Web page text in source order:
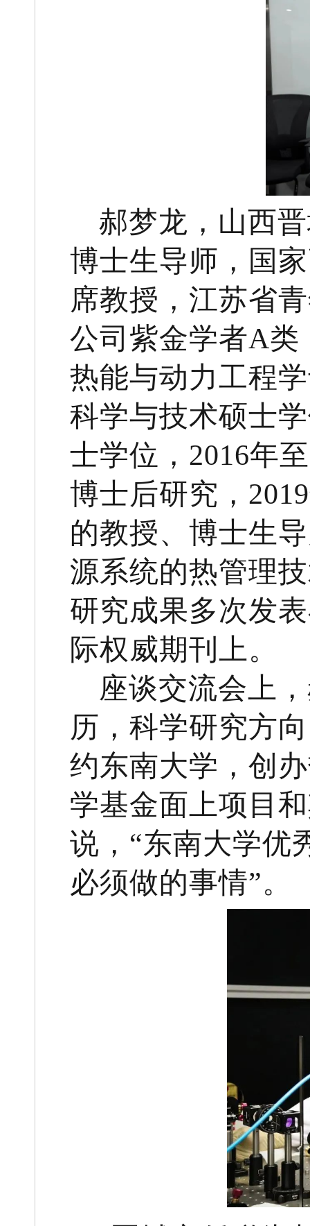
郝梦龙，山西
博士生导师，国
席教授，江苏省
公司紫金学者A类
热能与动力工程
科学与技术硕士
士学位，2016年
博士后研究，
的教授、博士生
源系统的热管理
研究成果多次发
际权威期刊上。
座谈交流会上
历，科学研究方
约东南大学，创
学基金面上项目
说，“东南大学优
必须做的事情”。